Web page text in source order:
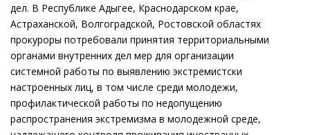
дел. В Республике Адыгее, Краснодарском крае,
Астраханской, Волгоградской, Ростовской областях
прокуроры потребовали принятия территориальными
органами внутренних дел мер для организации
системной работы по выявлению экстремистски
настроенных лиц, в том числе среди молодежи,
профилактической работы по недопущению
распространения экстремизма в молодежной среде,